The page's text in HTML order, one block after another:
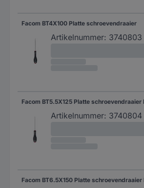
Facom BT4X100 Platte schroevendraaier
Artikelnummer: 3740803
Artikelnummer: 3740804